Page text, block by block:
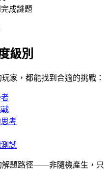
成謎題
級別
家，都能找到合適的挑戰：
考
試
解題路徑——非隨機產生，只